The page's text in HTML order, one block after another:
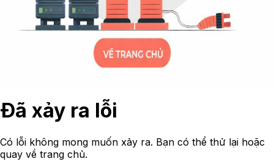
Đã xảy ra lỗi
Có lỗi không mong muốn xảy ra. Bạn có thể thử lại hoặc
quay về trang chủ.